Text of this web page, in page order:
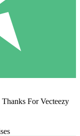
For Vecteezy